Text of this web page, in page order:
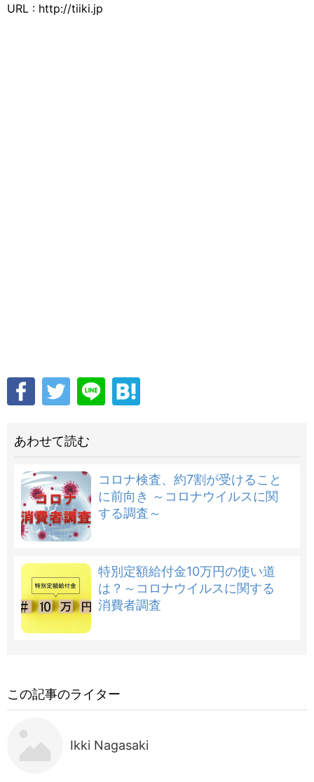
URL : http://tiiki.jp
あわせて読む
コロナ検査、約7割が受けること
に前向き ～コロナウイルスに関
する調査～
特別定額給付金10万円の使い道
は？～コロナウイルスに関する
消費者調査
この記事のライター
Ikki Nagasaki